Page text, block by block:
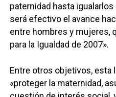
paternidad hasta
será efectivo el avance
entre hombres y mujeres,
para la Igualdad de 2007».
Entre otros objetivos, esta
«proteger la maternidad,